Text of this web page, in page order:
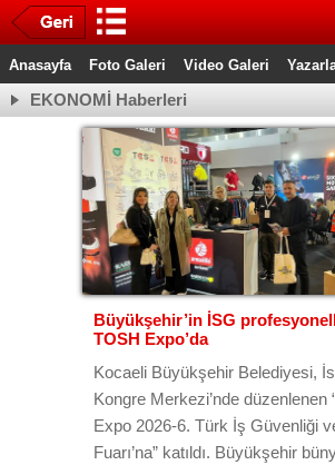
Anasayfa Foto Galeri Video Galeri
EKONOMİ Haberleri
Büyükşehir’in İSG
TOSH Expo’da
Kocaeli Büyükşehir Belediyesi,
Kongre Merkezi’nde düzenlenen
Expo 2026-6. Türk İş Güvenliği
Fuarı’na” katıldı. Büyükşehir